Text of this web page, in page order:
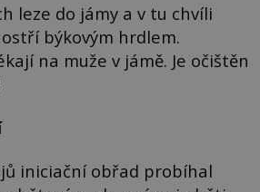
leze do jámy a v tu chvíli
býkovým hrdlem.
na muže v jámě. Je očištěn
iniciační obřad probíhal